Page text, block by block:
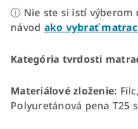
ⓘ Nie ste si istí výberom
návod ako vybrať matrac
Kategória tvrdosti
Materiálové zloženie:
Polyuretánová pena T25